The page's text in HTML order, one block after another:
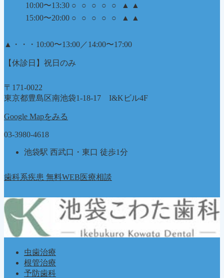
10:00〜13:30 ○ ○ ○ ○ ○ ▲
▲
15:00〜20:00 ○ ○ ○ ○ ○ ▲ ▲
▲ ・・・10:00〜13:00／14:00〜17:00
【休診日】祝日のみ
〒171-0022
東京都豊島区南池袋1-18-17 I&Kビル4F
Google Mapをみる
03-3980-4618
池袋駅 西武口・東口 徒歩1分
歯科系疾患 無料WEB医療相談
虫歯治療
根管治療
予防歯科